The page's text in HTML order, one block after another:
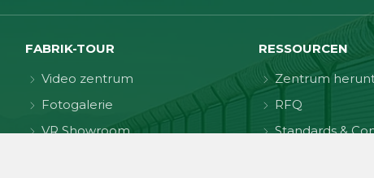
FABRIK-TOUR
Video zentrum
Fotogalerie
VR Showroom
RESSOURCEN
Zentrum
RFQ
Standards &